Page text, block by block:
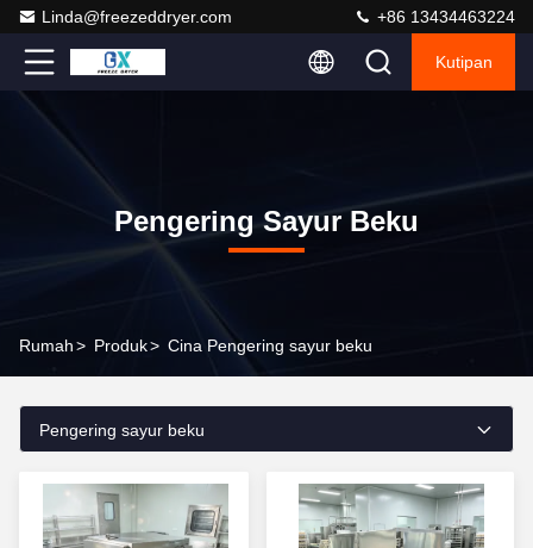
Linda@freezeddryer.com +86 13434463224
Kutipan
Pengering Sayur Beku
Rumah> Produk> Cina Pengering sayur beku
Pengering sayur beku